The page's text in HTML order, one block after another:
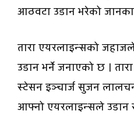
आठवटा उडान भरेको
तारा एयरलाइन्सको
उडान भर्ने जनाएको छ ।
स्टेसन इञ्चार्ज सुजन
आफ्नो एयरलाइन्सले उडान